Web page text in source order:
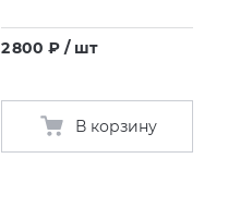
2 800 ₽ / шт
В корзину